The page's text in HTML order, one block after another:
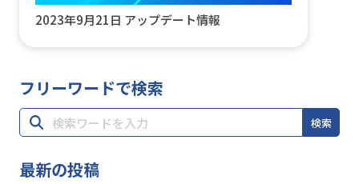
2023年9月21日 アップデート情報
フリーワードで検索
検索
最新の投稿